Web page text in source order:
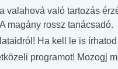
valahová való tartozás
magány rossz tanácsadó.
Ha kell le is
programot! Mozogj